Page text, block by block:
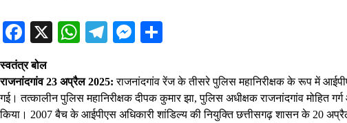
Facebook
X WhatsApp
Telegram
Messenger
स्वतंत्र बोल
राजनांदगांव 23 अप्रैल 2025: राजनांदगांव रेंज के तीसरे पुलिस महानिरीक्षक के रूप में
गई। तत्कालीन पुलिस महानिरीक्षक दीपक कुमार झा, पुलिस अधीक्षक राजनांदगांव
किया। 2007 बैच के आईपीएस अधिकारी शांडिल्य की नियुक्ति छत्तीसगढ़ शासन के 20